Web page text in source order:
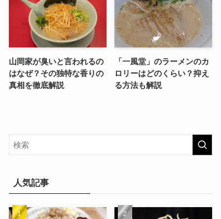
山岡家が臭いと言われるの
はなぜ？その独特な香りの
真相を徹底解説
「一風堂」のラーメンのカ
ロリーはどのくらい？抑え
る方法も解説
人気記事